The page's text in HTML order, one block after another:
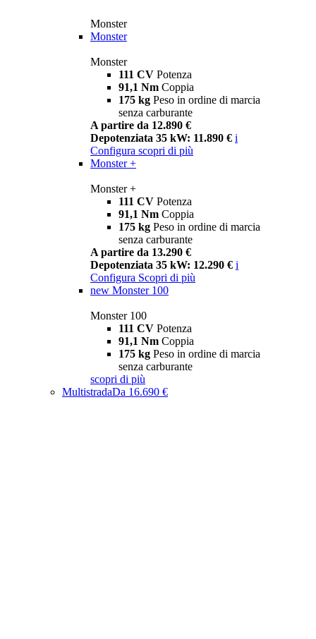
Monster
Monster
Monster
111 CV Potenza
91,1 Nm Coppia
175 kg Peso in ordine di marcia
senza carburante
A partire da 12.890 €
Depotenziata 35 kW: 11.890 € i
Configura scopri di più
Monster +
Monster +
111 CV Potenza
91,1 Nm Coppia
175 kg Peso in ordine di marcia
senza carburante
A partire da 13.290 €
Depotenziata 35 kW: 12.290 € i
Configura Scopri di più
new Monster 100
Monster 100
111 CV Potenza
91,1 Nm Coppia
175 kg Peso in ordine di marcia
senza carburante
scopri di più
MultistradaDa 16.690 €